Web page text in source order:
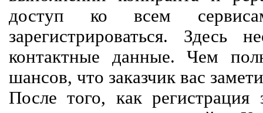
доступ ко всем
зарегистрироваться. Здесь
контактные данные. Чем
шансов, что заказчик вас
После того, как регистрация